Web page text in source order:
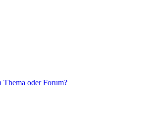
Thema oder Forum?